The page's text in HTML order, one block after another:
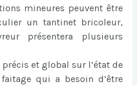
mineures peuvent être
un tantinet bricoleur,
présentera plusieurs
et global sur l’état de
qui a besoin d’être